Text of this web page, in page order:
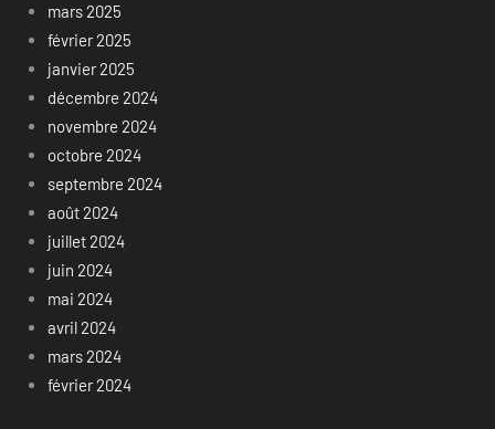
mars 2025
février 2025
janvier 2025
décembre 2024
novembre 2024
octobre 2024
septembre 2024
août 2024
juillet 2024
juin 2024
mai 2024
avril 2024
mars 2024
février 2024